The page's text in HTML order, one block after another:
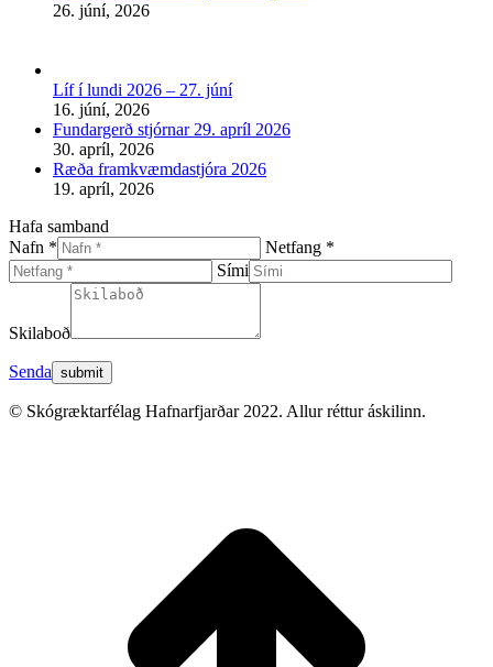
26. júní, 2026
Líf í lundi 2026 – 27. júní
16. júní, 2026
Fundargerð stjórnar 29. apríl 2026
30. apríl, 2026
Ræða framkvæmdastjóra 2026
19. apríl, 2026
Hafa samband
Nafn *
Netfang *
Sími
Skilaboð
Senda
© Skógræktarfélag Hafnarfjarðar 2022. Allur réttur áskilinn.